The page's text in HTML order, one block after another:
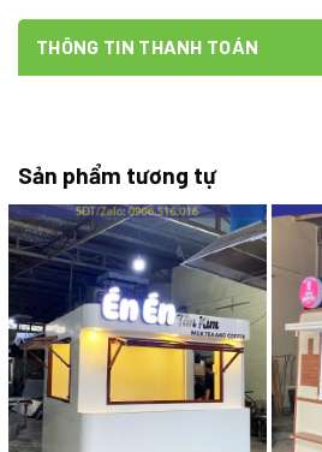
THÔNG TIN THANH TOÁN
Sản phẩm tương tự